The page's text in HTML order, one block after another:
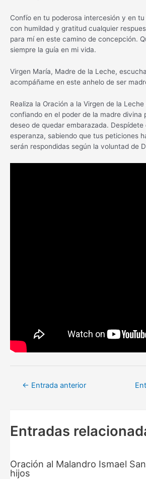
Confío en tu poderosa intercesión y en
con humildad y gratitud cualquier
para mí en este camino de concepción.
siempre la guía en mi vida.
Virgen María, Madre de la Leche,
acompáñame en este anhelo de ser
Realiza la Oración a la Virgen de la
confiando en el poder de la madre divina
deseo de quedar embarazada.
esperanza, sabiendo que tus peticiones
serán respondidas según la voluntad de
Navegación
← Entrada anterior
Entradas
Oración al Malandro Ismael
hijos